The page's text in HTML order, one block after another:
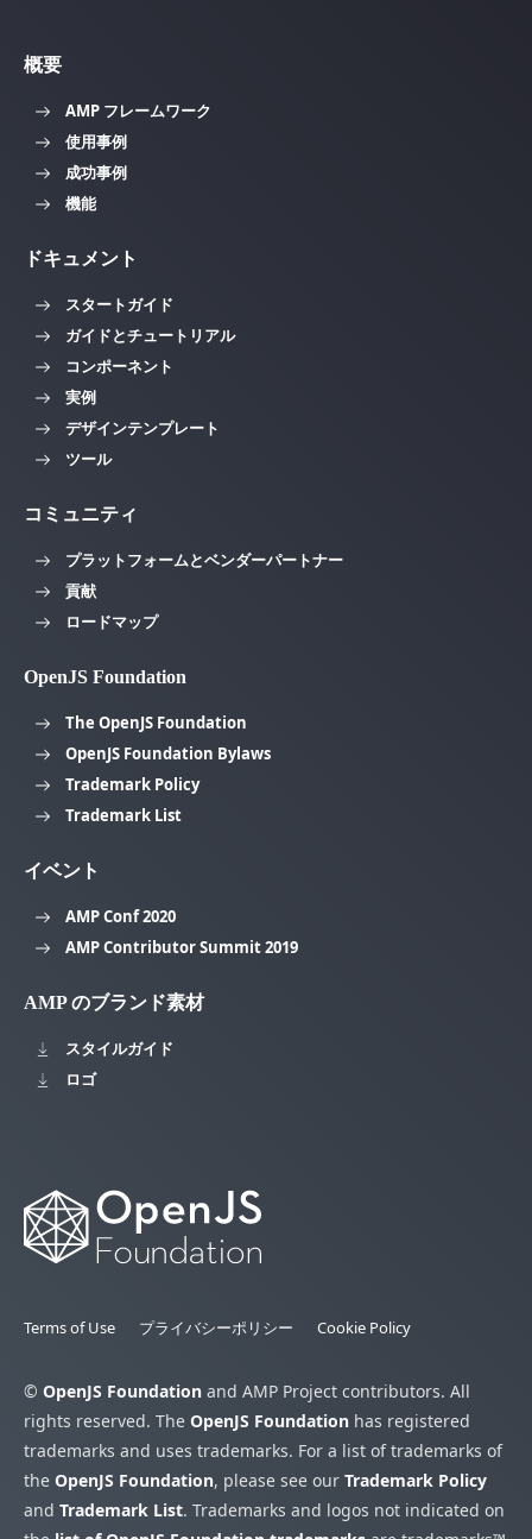
概要
AMP フレームワーク
使用事例
成功事例
機能
ドキュメント
スタートガイド
ガイドとチュートリアル
コンポーネント
実例
デザインテンプレート
ツール
コミュニティ
プラットフォームとベンダーパートナー
貢献
ロードマップ
OpenJS Foundation
The OpenJS Foundation
OpenJS Foundation Bylaws
Trademark Policy
Trademark List
イベント
AMP Conf 2020
AMP Contributor Summit 2019
AMP のブランド素材
スタイルガイド
ロゴ
Terms of Use プライバシーポリシー Cookie Policy
© OpenJS Foundation and AMP Project contributors. All
rights reserved. The OpenJS Foundation has registered
trademarks and uses trademarks. For a list of trademarks of
the OpenJS Foundation, please see our Trademark Policy
and Trademark List. Trademarks and logos not indicated on